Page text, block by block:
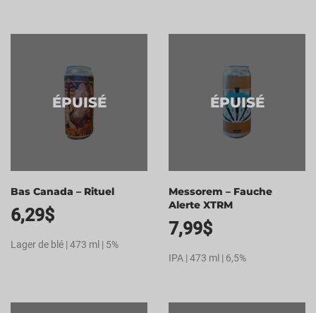
ÉPUISÉ
Bas Canada – Rituel
6,29$
Lager de blé | 473 ml | 5%
ÉPUISÉ
Messorem – Fauche
Alerte XTRM
7,99$
IPA | 473 ml | 6,5%